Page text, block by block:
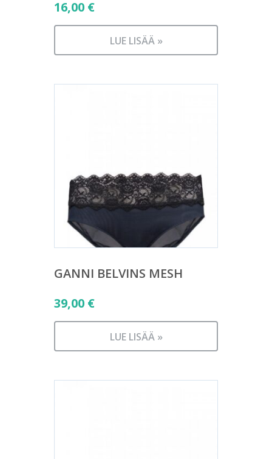
16,00 €
LUE LISÄÄ »
GANNI BELVINS MESH
39,00 €
LUE LISÄÄ »